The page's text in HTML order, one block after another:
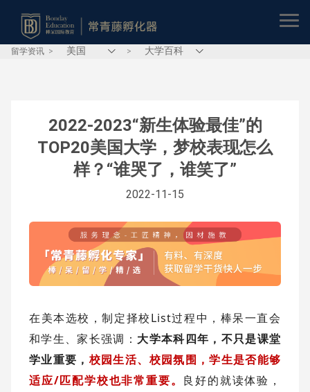
留学资讯 > >
2022-2023“新生体验最佳”的
TOP20美国大学，梦校表现怎么
样？“谁哭了，谁笑了”
2022-11-15
在美本选校，制定择校List过程中，棒呆一直会
和学生、家长强调： 大学本科四年，不只是课堂
学业重要， 校园生活、校园氛围，学生是否能够
适应/匹配学校也非常重要。 良好的就读体验，